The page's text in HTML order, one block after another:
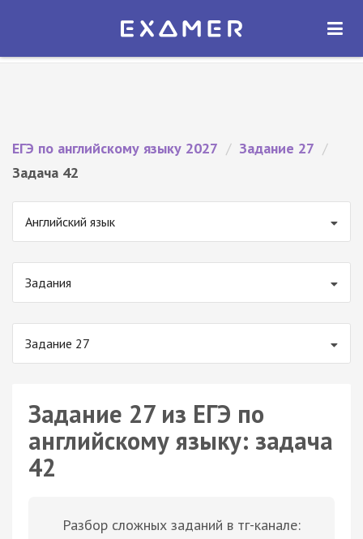
Экзамер — ЕГЭ 2027
ОТКРЫТЬ
ЕГЭ по английскому языку 2027 / Задание 27 /
Задача 42
Английский язык
Задания
Задание 27
Задание 27 из ЕГЭ по
английскому языку: задача
42
Разбор сложных заданий в тг-канале: